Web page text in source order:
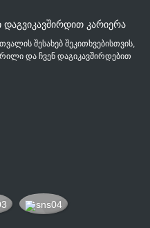
ᲓᲐᲒᲕᲘᲙᲐᲕᲨᲘᲠᲓᲘᲗ ᲙᲐᲠᲘᲔᲠᲐ
შესახებ შეკითხვებისთვის,
და ჩვენ დაგიკავშირდებით